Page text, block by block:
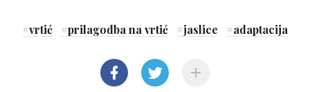
#vrtić #prilagodba na vrtić #jaslice #adaptacija